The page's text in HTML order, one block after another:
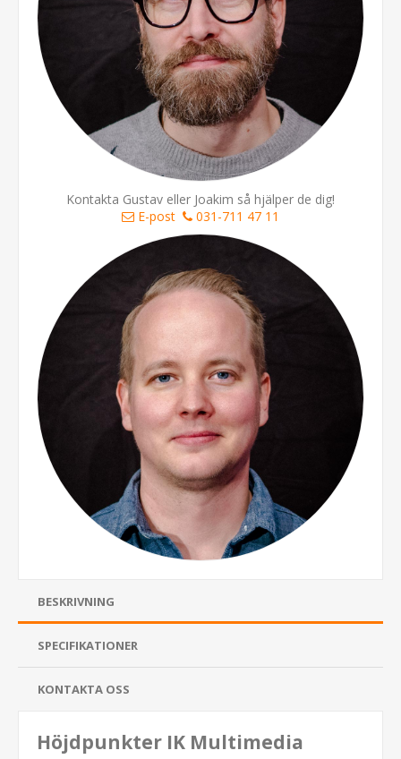
Kontakta Gustav eller Joakim så hjälper de dig!
E-post
031-711 47 11
BESKRIVNING
SPECIFIKATIONER
KONTAKTA OSS
Höjdpunkter IK Multimedia